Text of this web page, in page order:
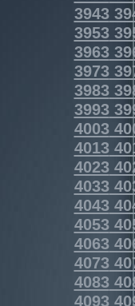
3943
3953
3963
3973
3983
3993
4003
4013
4023
4033
4043
4053
4063
4073
4083
4093